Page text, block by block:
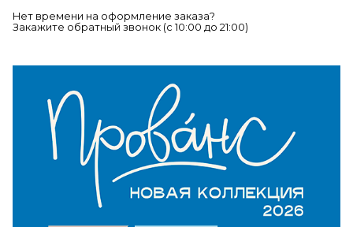
Нет времени на оформление заказа?
Закажите обратный звонок (c 10:00 до 21:00)